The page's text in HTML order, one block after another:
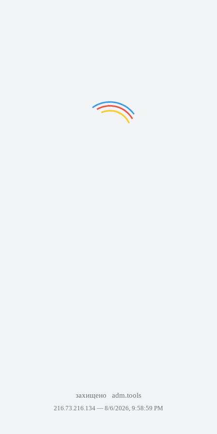
захищено adm.tools
216.73.216.134 — 8/6/2026, 9:58:59 PM